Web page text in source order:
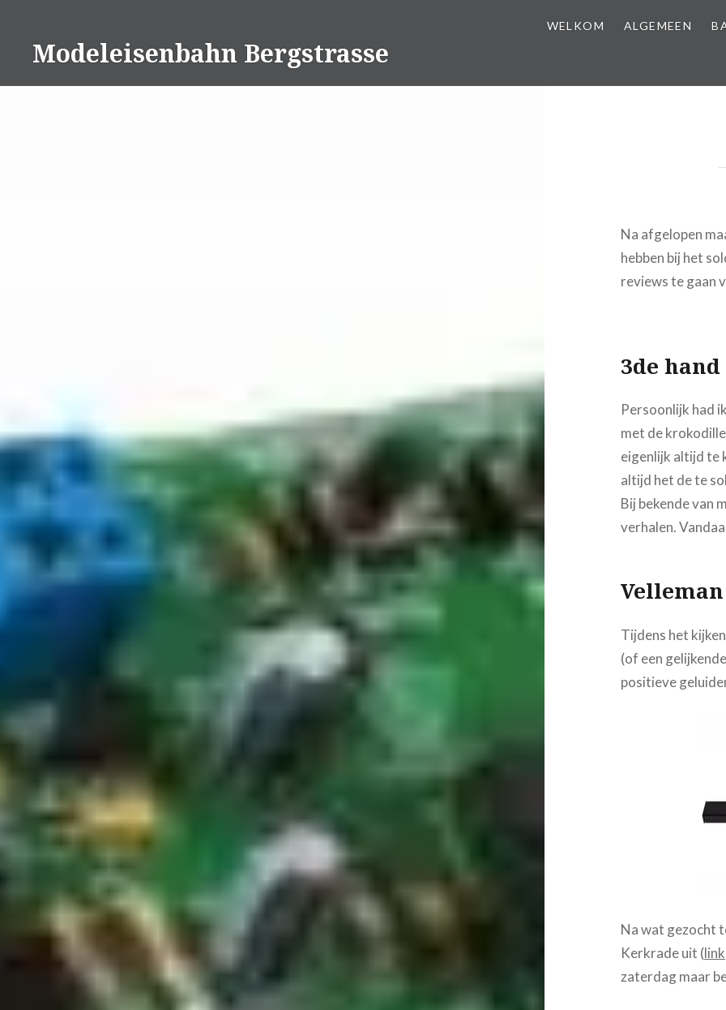
inhoudModeleisenbahn Bergstrasse
WELKOM ALGEMEEN
Na afgelopen
hebben bij het
reviews te gaan
3de hand
Persoonlijk had
met de
eigenlijk altijd te
altijd het de te
Bij bekende van
verhalen.
Tijdens het
(of een
positieve
Na wat gezocht
Kerkrade uit (link
zaterdag maar